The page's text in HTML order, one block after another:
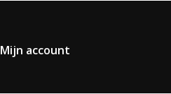
Mijn account